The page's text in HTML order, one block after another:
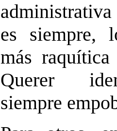
es siempre,
más
Querer
siempre